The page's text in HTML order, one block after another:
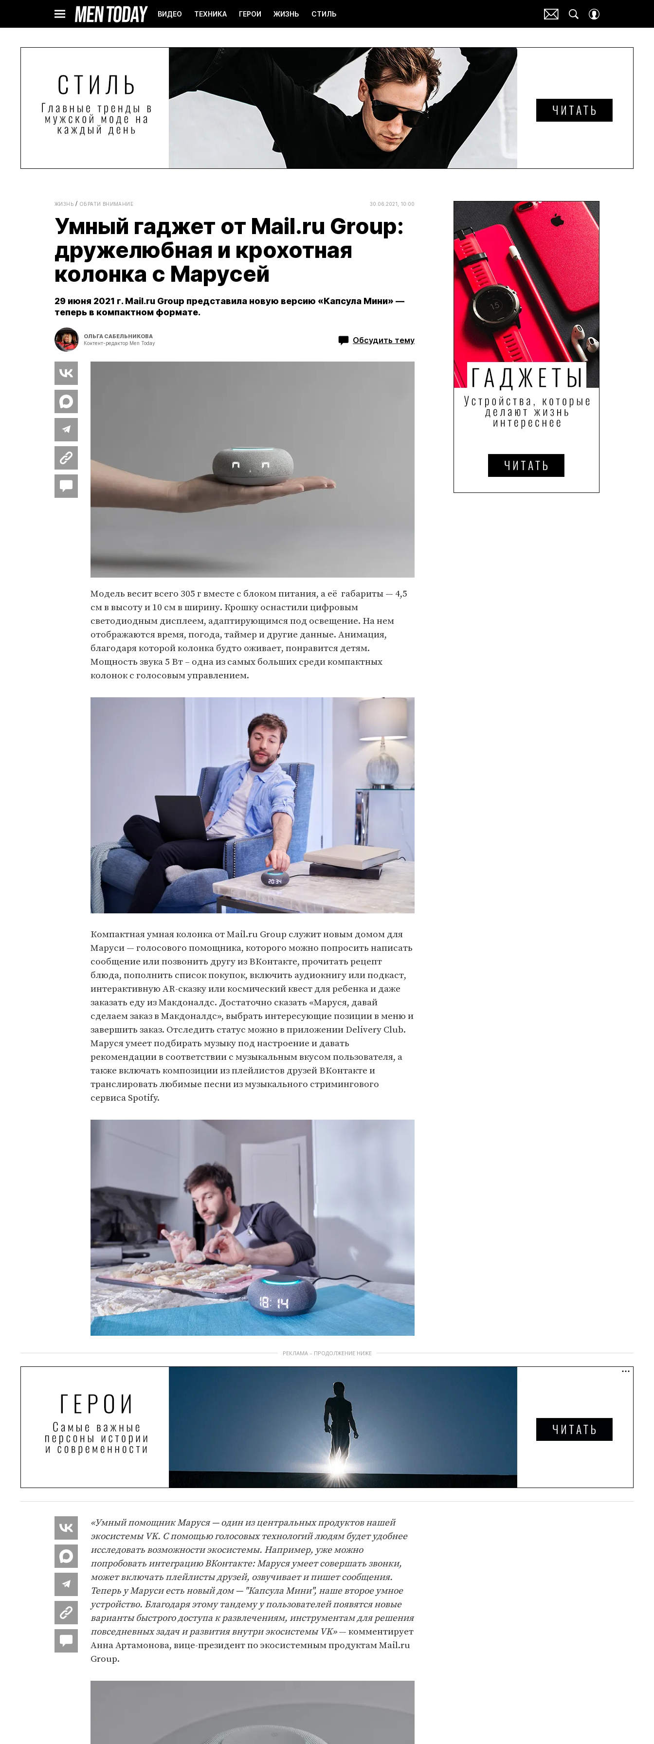
ВИДЕО ТЕХНИКА ГЕРОИ ЖИЗНЬ СТИЛЬ
ЖИЗНЬ ОБРАТИ ВНИМАНИЕ 30.06.2021, 10:00
Умный гаджет от Mail.ru Group:
дружелюбная и крохотная
колонка с Марусей
29 июня 2021 г. Mail.ru Group представила новую версию «Капсула Мини» —
теперь в компактном формате.
ОЛЬГА САБЕЛЬНИКОВА
Контент-редактор Men Today Обсудить тему
Модель весит всего 305 г вместе с блоком питания, а её габариты — 4,5
см в высоту и 10 см в ширину. Крошку оснастили цифровым
светодиодным дисплеем, адаптирующимся под освещение. На нем
отображаются время, погода, таймер и другие данные. Анимация,
благодаря которой колонка будто оживает, понравится детям.
Мощность звука 5 Вт – одна из самых больших среди компактных
колонок с голосовым управлением.
Компактная умная колонка от Mail.ru Group служит новым домом для
Маруси — голосового помощника, которого можно попросить написать
сообщение или позвонить другу из ВКонтакте, прочитать рецепт
блюда, пополнить список покупок, включить аудиокнигу или подкаст,
интерактивную AR-сказку или космический квест для ребенка и даже
заказать еду из Макдоналдс. Достаточно сказать «Маруся, давай
сделаем заказ в Макдоналдс», выбрать интересующие позиции в меню и
завершить заказ. Отследить статус можно в приложении Delivery Club.
Маруся умеет подбирать музыку под настроение и давать
рекомендации в соответствии с музыкальным вкусом пользователя, а
также включать композиции из плейлистов друзей ВКонтакте и
транслировать любимые песни из музыкального стримингового
сервиса Spotify.
РЕКЛАМА – ПРОДОЛЖЕНИЕ НИЖЕ
«Умный помощник Маруся — один из центральных продуктов нашей
экосистемы VK. С помощью голосовых технологий людям будет удобнее
исследовать возможности экосистемы. Например, уже можно
попробовать интеграцию ВКонтакте: Маруся умеет совершать звонки,
может включать плейлисты друзей, озвучивает и пишет сообщения.
Теперь у Маруси есть новый дом — "Капсула Мини", наше второе умное
устройство. Благодаря этому тандему у пользователей появятся новые
варианты быстрого доступа к развлечениям, инструментам для решения
повседневных задач и развития внутри экосистемы VK»— комментирует
Анна Артамонова, вице-президент по экосистемным продуктам Mail.ru
Group.